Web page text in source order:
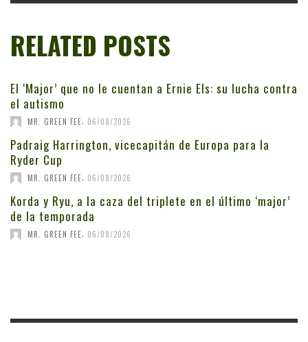
RELATED POSTS
El ‘Major’ que no le cuentan a Ernie Els: su lucha contra
el autismo
MR. GREEN FEE, 06/08/2026
Padraig Harrington, vicecapitán de Europa para la
Ryder Cup
MR. GREEN FEE 06/08/2026
Korda y Ryu, a la caza del triplete en el último ‘major’
de la temporada
MR. GREEN FEE 06/08/2026